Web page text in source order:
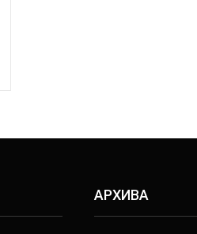
АРХИВА